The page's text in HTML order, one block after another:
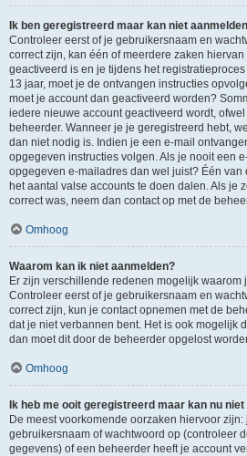
Ik ben geregistreerd maar kan niet
Controleer eerst of je gebruikersnaam en
correct zijn, kan één of meerdere zaken
geactiveerd is en je tijdens het
13 jaar, moet je de ontvangen instructies
moet je account dan geactiveerd worden?
iedere nieuwe account geactiveerd wordt,
beheerder. Wanneer je je geregistreerd hebt,
dan niet nodig is. Indien je een e-mail
opgegeven instructies volgen. Als je nooit een
opgegeven e-mailadres dan wel juist? Één van
het aantal valse accounts te doen dalen. Als je
correct was, neem dan contact op met de
Omhoog
Waarom kan ik niet aanmelden?
Er zijn verschillende redenen mogelijk waarom
Controleer eerst of je gebruikersnaam en
correct zijn, kun je contact opnemen met de
dat je niet verbannen bent. Het is ook mogelijk
dan moet dit door de beheerder opgelost
Omhoog
Ik heb me ooit geregistreerd maar kan nu
De meest voorkomende oorzaken hiervoor
gebruikersnaam of wachtwoord op (controleer
gegevens) of een beheerder heeft je account